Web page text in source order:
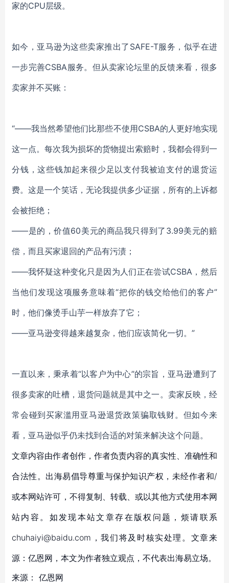
家的CPU层级。
如今，亚马逊为这些卖家推出了 SAFE-T服务，似乎在进
一步完善CSBA服务。但从卖家论坛里的反馈来看，很多
卖家并不买账：
“——我当然希望他们比那些不使用CSBA的人更好地实现
这一点。每次我为损坏的货物提出索赔时，我都会得到一
分钱，这些钱加起来很少足以支付我被迫支付的退货运
费。这是一个笑话，无论我提供多少证据，所有的上诉都
会被拒绝 ；
——是的，价值60美元的商品我只得到了 3.99美元的赔
偿，而且买家退回的产品有污渍 ；
——我怀疑这种变化只是因为人们正在尝试CSBA，然后
当他们发现这项服务意味着“把你的钱交给他们的客户”
时， 他们像烫手山芋一样放弃了它；
——亚马逊变得越来越复杂，他们应该简化一切。”
一直以来，秉承着“以客户为中心”的宗旨，亚马逊遭到了
很多卖家的吐槽，退货问题就是其中之一。卖家反映，经
常会碰到买家滥用亚马逊退货政策骗取钱财。但如今来
看，亚马逊似乎仍未找到合适的对策来解决这个问题。
文章内容由作者创作，作者负责内容的真实性、准确性和
合法性。出海易倡导尊重与保护知识产权，未经作者和/
或本网站许可，不得复制、转载、或以其他方式使用本网
站内容。如发现本站文章存在版权问题，烦请联系
chuhaiyi@baidu.com，我们将及时核实处理。文章来
源：亿恩网，本文为作者独立观点，不代表出海易立场。
来源： 亿恩网